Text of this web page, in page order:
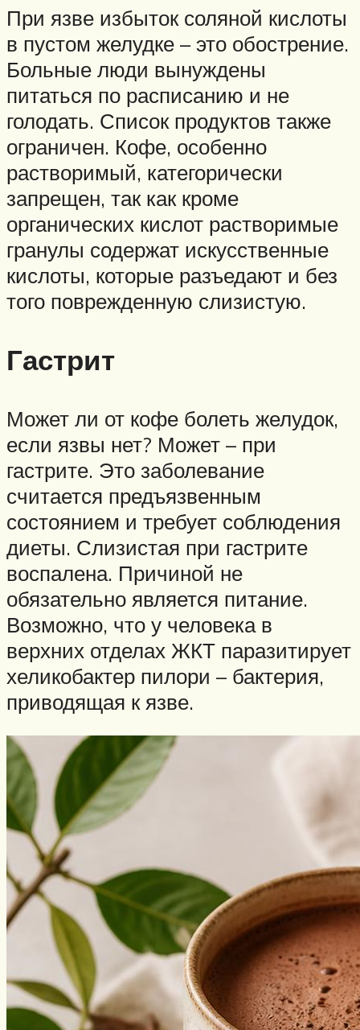
При язве избыток соляной кислоты
в пустом желудке – это обострение.
Больные люди вынуждены
питаться по расписанию и не
голодать. Список продуктов также
ограничен. Кофе, особенно
растворимый, категорически
запрещен, так как кроме
органических кислот растворимые
гранулы содержат искусственные
кислоты, которые разъедают и без
того поврежденную слизистую.
Гастрит
Может ли от кофе болеть желудок,
если язвы нет? Может – при
гастрите. Это заболевание
считается предъязвенным
состоянием и требует соблюдения
диеты. Слизистая при гастрите
воспалена. Причиной не
обязательно является питание.
Возможно, что у человека в
верхних отделах ЖКТ паразитирует
хеликобактер пилори – бактерия,
приводящая к язве.